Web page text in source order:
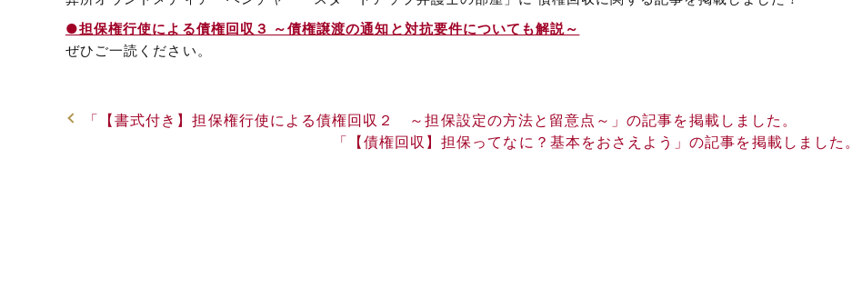
●担保権行使による債権回収３ ～債権譲渡の通知と対抗要件についても解説～
ぜひご一読ください。
「【書式付き】担保権行使による債権回収２ ～担保設定の方法と留意点～」の記事を掲載しました。
「【債権回収】担保ってなに？基本をおさえよう」の記事を掲載しました。